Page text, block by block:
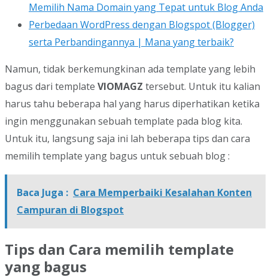
Memilih Nama Domain yang Tepat untuk Blog Anda
Perbedaan WordPress dengan Blogspot (Blogger)
serta Perbandingannya | Mana yang terbaik?
Namun, tidak berkemungkinan ada template yang lebih
bagus dari template VIOMAGZ tersebut. Untuk itu kalian
harus tahu beberapa hal yang harus diperhatikan ketika
ingin menggunakan sebuah template pada blog kita.
Untuk itu, langsung saja ini lah beberapa tips dan cara
memilih template yang bagus untuk sebuah blog :
Baca Juga : Cara Memperbaiki Kesalahan Konten
Campuran di Blogspot
Tips dan Cara memilih template
yang bagus